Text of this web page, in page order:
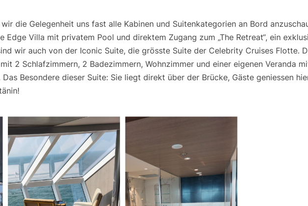
die Gelegenheit uns fast alle Kabinen und Suitenkategorien an Bord
Villa mit privatem Pool und direktem Zugang zum „The Retreat“, ein
wir auch von der Iconic Suite, die grösste Suite der Celebrity Cruises Flotte.
2 Schlafzimmern, 2 Badezimmern, Wohnzimmer und einer eigenen Veranda
Besondere dieser Suite: Sie liegt direkt über der Brücke, Gäste geniessen